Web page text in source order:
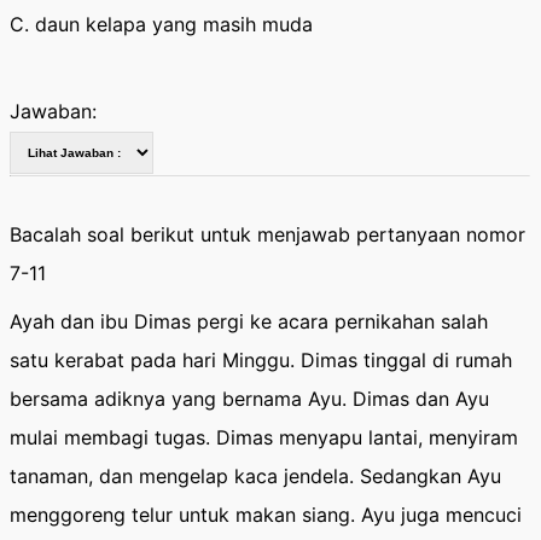
C. daun kelapa yang masih muda
Jawaban:
Bacalah soal berikut untuk menjawab pertanyaan nomor
7-11
Ayah dan ibu Dimas pergi ke acara pernikahan salah
satu kerabat pada hari Minggu. Dimas tinggal di rumah
bersama adiknya yang bernama Ayu. Dimas dan Ayu
mulai membagi tugas. Dimas menyapu lantai, menyiram
tanaman, dan mengelap kaca jendela. Sedangkan Ayu
menggoreng telur untuk makan siang. Ayu juga mencuci